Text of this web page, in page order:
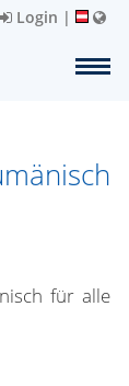
Login |
für alle